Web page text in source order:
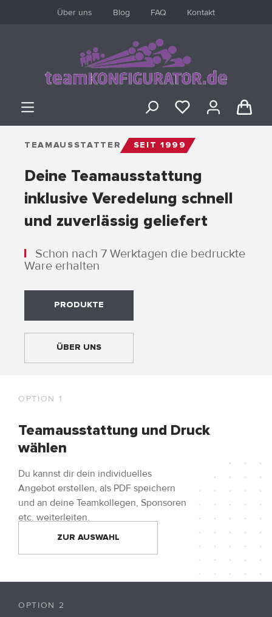
springenÜber uns Blog FAQ Kontakt
Übersicht
Persönliches Profil
Adressen
Zahlungsarten
Bestellungen
TEAMAUSSTATTER SEIT 1999
Deine Teamausstattung
inklusive Veredelung schnell
und zuverlässig geliefert
Schon nach 7 Werktagen die bedruckte
Ware erhalten
PRODUKTE
ÜBER UNS
OPTION 1
Teamausstattung und Druck
wählen
Du kannst dir dein individuelles
Angebot erstellen, als PDF speichern
und an deine Teamkollegen, Sponsoren
etc. weiterleiten.
ZUR AUSWAHL
OPTION 2